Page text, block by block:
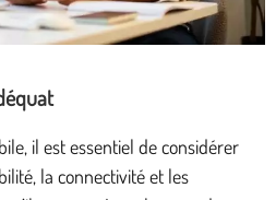
il est essentiel de considérer
la connectivité et les